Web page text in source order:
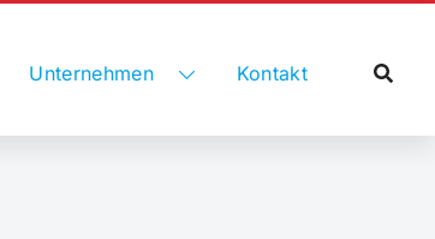
Unternehmen Kontakt